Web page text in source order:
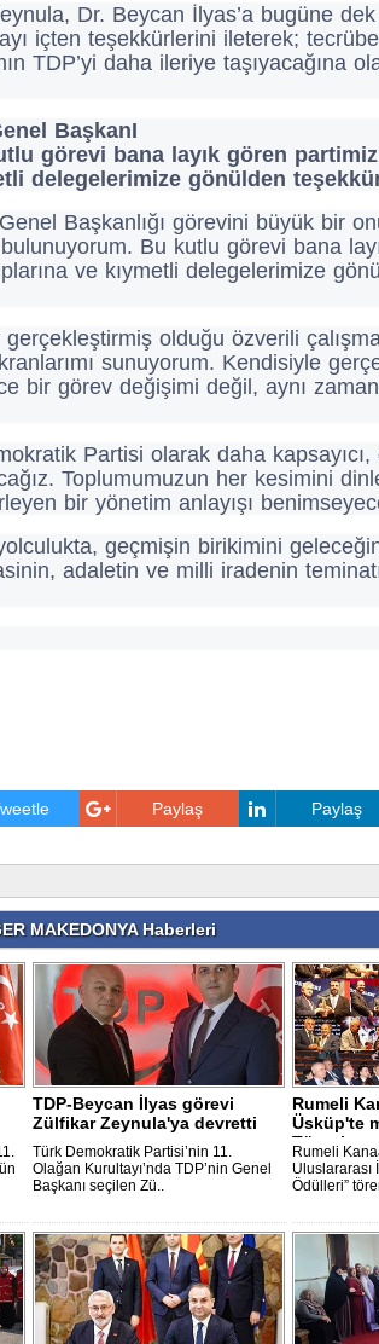
Dr. Beycan İlyas’a bugüne
içten teşekkürlerini ileterek;
TDP’yi daha ileriye taşıyacağına
BaşkanI
görevi bana layık gören
delegelerimize gönülden
Başkanlığı görevini büyük bir
bulunuyorum. Bu kutlu görevi bana
ve kıymetli delegelerimize
olduğu özverili
sunuyorum. Kendisiyle
bir görev değişimi değil, aynı
Partisi olarak daha
Toplumumuzun her kesimini
bir yönetim anlayışı
geçmişin birikimini
adaletin ve milli iradenin
Paylaş Paylaş
MAKEDONYA Haberleri
TDP-Beycan İlyas görevi
Zülfikar Zeynula'ya devretti
Türk Demokratik Partisi’nin 11.
Olağan Kurultayı’nda TDP’nin Genel
Başkanı seçilen Zü..
Rumeli
Üsküp'te
Töreni ..
Rumeli
Uluslararası
Ödülleri”